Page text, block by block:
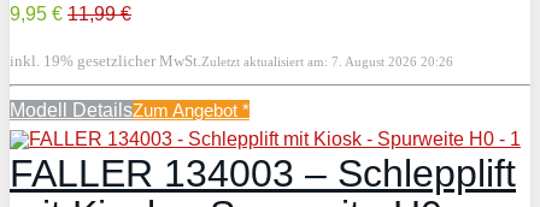
9,95 € 11,99 €
inkl. 19% gesetzlicher MwSt.Zuletzt aktualisiert am: 7. August 2026 20:26
Modell DetailsZum Angebot *
FALLER 134003 – Schlepplift